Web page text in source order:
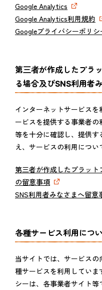
Google Analytics
Google Analytics利用規約
Googleプライバシーポリシ
第三者が作成したプラ
る場合及びSNS利用者
インターネットサービス
ービスを提供する事業者
等を十分に確認し、提供
え、サービスの利用につい
第三者が作成したプラッ
の留意事項
SNS利用者みなさまへ留意
各種サービス利用につ
当サイトでは、サービス
種サービスを利用していま
シーは、各事業者サイト